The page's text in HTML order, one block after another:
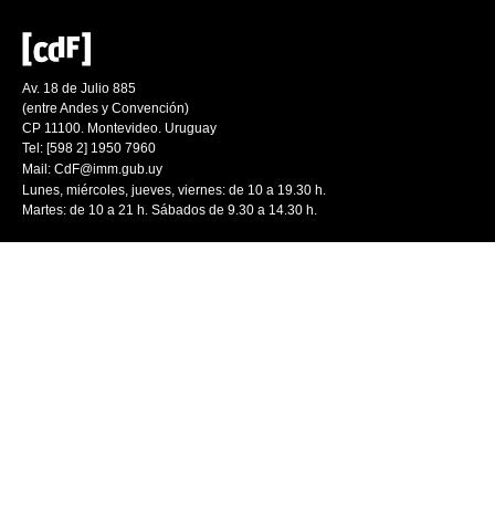
Av. 18 de Julio 885
(entre Andes y Convención)
CP 11100. Montevideo. Uruguay
Tel: [598 2] 1950 7960
Mail: CdF@imm.gub.uy
Lunes, miércoles, jueves, viernes: de 10 a 19.30 h.
Martes: de 10 a 21 h. Sábados de 9.30 a 14.30 h.